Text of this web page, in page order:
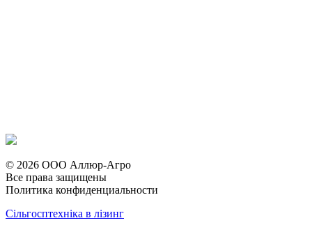
© 2026 ООО Аллюр-Агро
Все права защищены
Политика конфиденциальности
Сільгосптехніка в лізинг